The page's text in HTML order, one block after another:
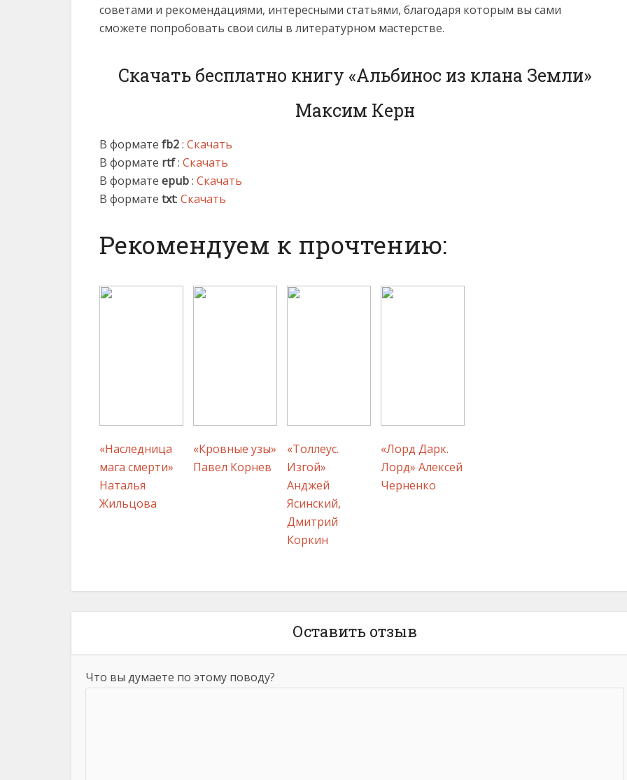
советами и рекомендациями, интересными статьями, благодаря которым вы сами
сможете попробовать свои силы в литературном мастерстве.
Скачать бесплатно книгу «Альбинос из клана Земли»
Максим Керн
В формате fb2: Скачать
В формате rtf: Скачать
В формате epub: Скачать
В формате txt: Скачать
Рекомендуем к прочтению:
«Наследница
мага смерти»
Наталья
Жильцова
«Кровные узы»
Павел Корнев
«Толлеус.
Изгой»
Анджей
Ясинский,
Дмитрий
Коркин
«Лорд Дарк.
Лорд» Алексей
Черненко
Оставить отзыв
Что вы думаете по этому поводу?